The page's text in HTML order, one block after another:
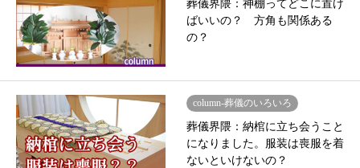
葬儀界隈：神棚ってどこに置け
ばいいの？ 方角も関係ある
の？
column-葬儀のいろいろ
葬儀界隈：納棺に立ち会うこと
になりました。服装は喪服を着
ないといけないの？